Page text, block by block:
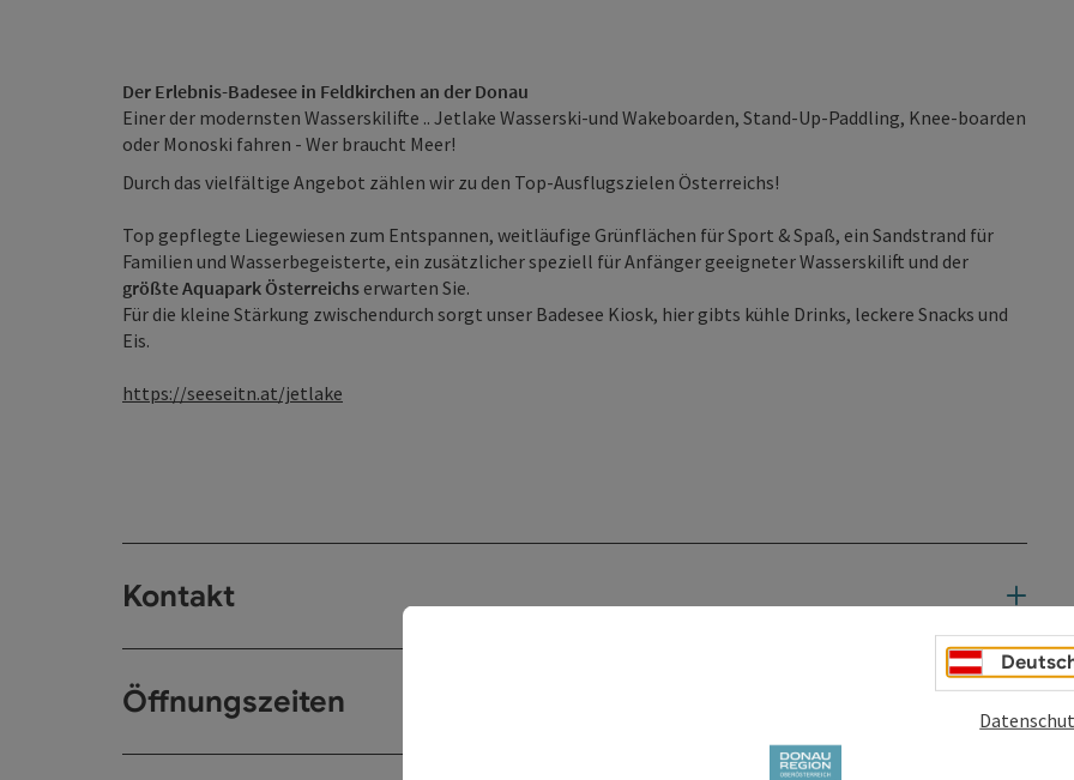
Der Erlebnis-Badesee in Feldkirchen an der Donau
Einer der modernsten Wasserskilifte .. Jetlake Wasserski-und Wakeboarden, Stand-Up-Paddling, Knee-boarden
oder Monoski fahren - Wer braucht Meer!
Durch das vielfältige Angebot zählen wir zu den Top-Ausflugszielen Österreichs!
Top gepflegte Liegewiesen zum Entspannen, weitläufige Grünflächen für Sport & Spaß, ein Sandstrand für
Familien und Wasserbegeisterte, ein zusätzlicher speziell für Anfänger geeigneter Wasserskilift und der
größte Aquapark Österreichs erwarten Sie.
Für die kleine Stärkung zwischendurch sorgt unser Badesee Kiosk, hier gibts kühle Drinks, leckere Snacks und
Eis.
https://seeseitn.at/jetlake
Kontakt
Öffnungszeiten